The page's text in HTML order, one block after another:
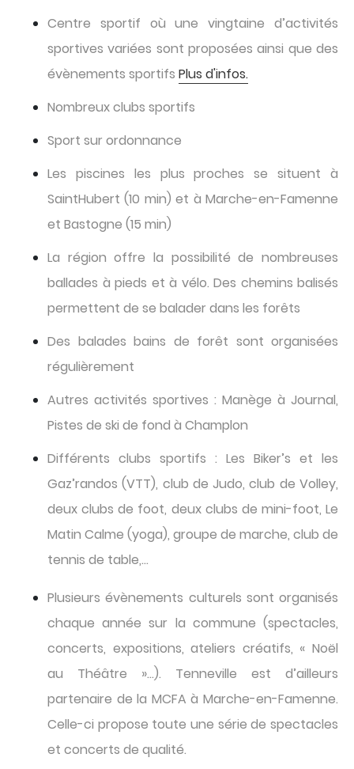
Centre sportif où une vingtaine d’activités
sportives variées sont proposées ainsi que des
évènements sportifs Plus d'infos.
Nombreux clubs sportifs
Sport sur ordonnance
Les piscines les plus proches se situent à
SaintHubert (10 min) et à Marche-en-Famenne
et Bastogne (15 min)
La région offre la possibilité de nombreuses
ballades à pieds et à vélo. Des chemins balisés
permettent de se balader dans les forêts
Des balades bains de forêt sont organisées
régulièrement
Autres activités sportives : Manège à Journal,
Pistes de ski de fond à Champlon
Différents clubs sportifs : Les Biker’s et les
Gaz’randos (VTT), club de Judo, club de Volley,
deux clubs de foot, deux clubs de mini-foot, Le
Matin Calme (yoga), groupe de marche, club de
tennis de table,…
Plusieurs évènements culturels sont organisés
chaque année sur la commune (spectacles,
concerts, expositions, ateliers créatifs, « Noël
au Théâtre »…). Tenneville est d’ailleurs
partenaire de la MCFA à Marche-en-Famenne.
Celle-ci propose toute une série de spectacles
et concerts de qualité.